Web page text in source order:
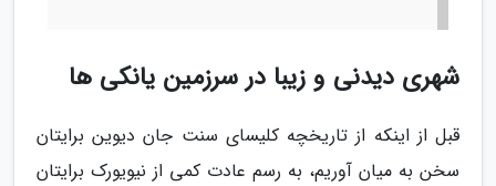
شهری دیدنی و زیبا در سرزمین یانکی ها
قبل از اینکه از تاریخچه کلیسای سنت جان دیوین برایتان
سخن به میان آوریم، به رسم عادت کمی از نیویورک برایتان